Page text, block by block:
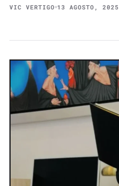
VIC VERTIGO 13 AGOSTO, 2025